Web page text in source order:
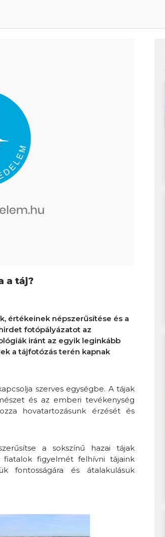
a táj?
értékeinek népszerűsítése és a
fotópályázatot az
iránt az egyik leginkább
a tájfotózás terén kapnak
szerves egységbe. A tájak
és az emberi tevékenység
hovatartozásunk érzését és
a sokszínű hazai tájak
fiatalok figyelmét felhívni tájaink
fontosságára és átalakulásuk